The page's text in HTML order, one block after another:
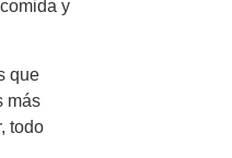
y
que
más
todo